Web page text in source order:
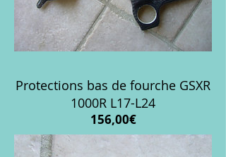
Protections bas de fourche GSXR
1000R L17-L24
156,00€Prix